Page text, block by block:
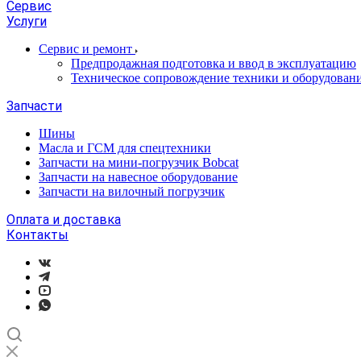
Сервис
Услуги
Сервис и ремонт
Предпродажная подготовка и ввод в эксплуатацию
Техническое сопровождение техники и
Запчасти
Шины
Масла и ГСМ для спецтехники
Запчасти на мини-погрузчик Bobcat
Запчасти на навесное оборудование
Запчасти на вилочный погрузчик
Оплата и доставка
Контакты